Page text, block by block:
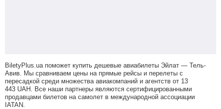
BiletyPlus.ua поможет купить дешевые авиабилеты Эйлат — Тель-
Авив. Мы сравниваем цены на прямые рейсы и перелеты с
пересадкой среди множества авиакомпаний и агентств от 13
443 UAH . Все наши партнеры являются сертифицированными
продавцами билетов на самолет в международной ассоциации
IATAN.